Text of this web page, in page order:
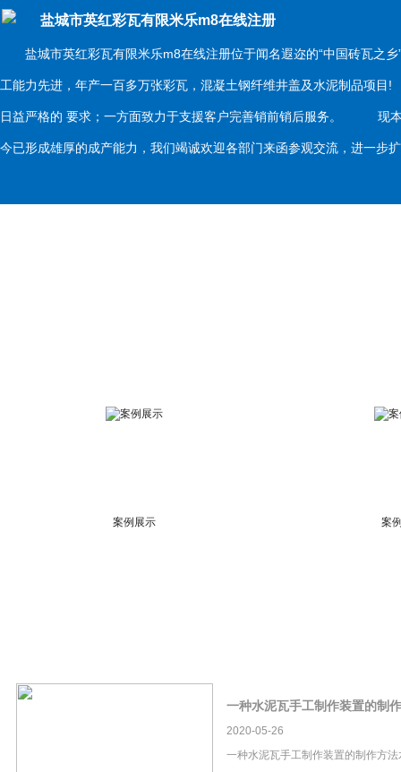
盐城市英红彩瓦有限米乐m8在线注册
盐城市英红彩瓦有限米乐m8在线注册位于闻名遐迩的“中国砖瓦之乡
工能力先进，年产一百多万张彩瓦，混凝土钢纤维井盖及水泥制品项
日益严格的 要求；一方面致力于支援客户完善销前销后服务。 现本
今已形成雄厚的成产能力，我们竭诚欢迎各部门来函参观交流，进一
案例展示 案
一种水泥瓦手工制作装置的制
2020-05-26
一种水泥瓦手工制作装置的制作方